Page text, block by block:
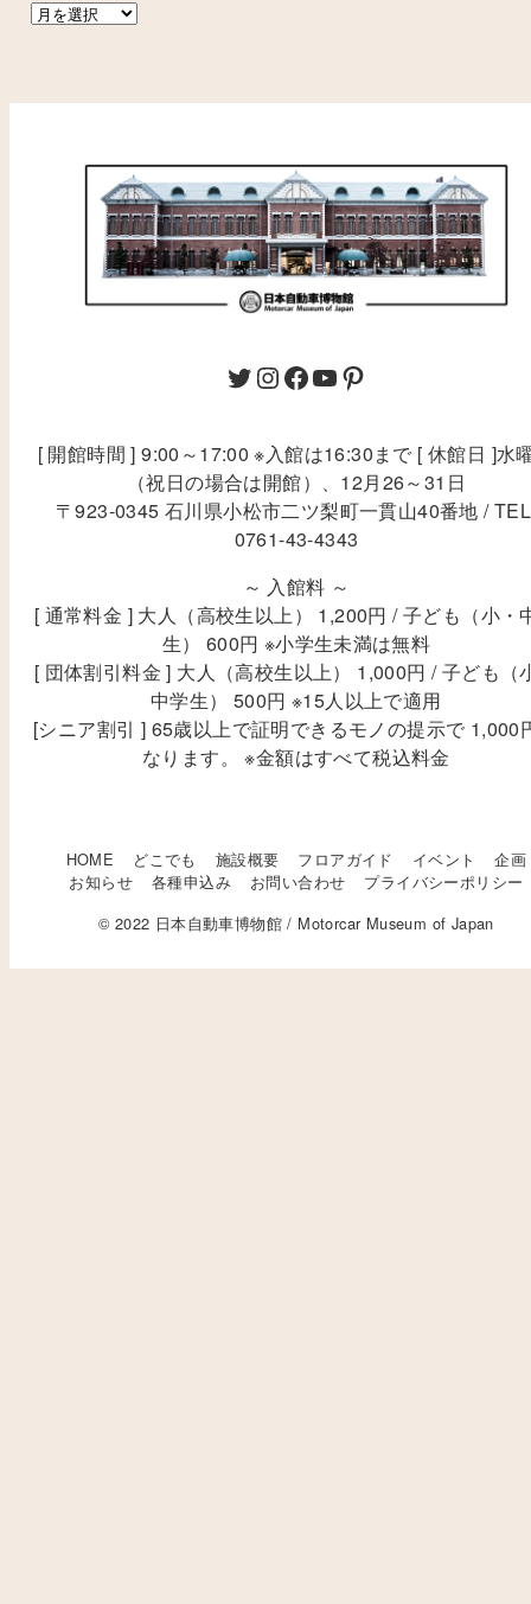
[ 開館時間 ] 9:00～17:00 ※入館は16:30まで [ 休館日 ]水
（祝日の場合は開館）、12月26～31日
〒923-0345 石川県小松市二ツ梨町一貫山40番地 /
0761-43-4343
～ 入館料 ～
[ 通常料金 ] 大人（高校生以上） 1,200円 / 子ども（小・
生） 600円 ※小学生未満は無料
[ 団体割引料金 ] 大人（高校生以上） 1,000円 / 子ども（
中学生） 500円 ※15人以上で適用
[シニア割引 ] 65歳以上で証明できるモノの提示で 1,000
なります。 ※金額はすべて税込料金
HOME どこでも 施設概要 フロアガイド イベント
企画
お知らせ
各種申込み お問い合わせ
プライバシーポリシー
© 2022 日本自動車博物館 / Motorcar Museum of Japan